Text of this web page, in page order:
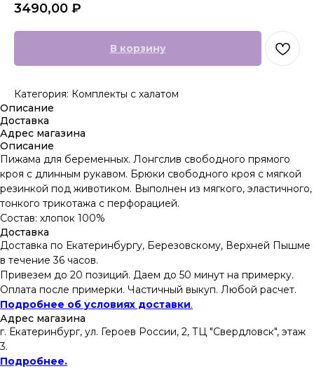
3490,00 ₽
В корзину
Категория: Комплекты с халатом
Описание
Доставка
Адрес магазина
Описание
Пижама для беременных. Лонгслив свободного прямого
кроя с длинным рукавом. Брюки свободного кроя с мягкой
резинкой под животиком. Выполнен из мягкого, эластичного,
тонкого трикотажа с перфорацией.
Состав: хлопок 100%
Доставка
Доставка по Екатеринбургу, Березовскому, Верхней Пышме
в течение 36 часов.
Привезем до 20 позиций. Даем до 50 минут на примерку.
Оплата после примерки. Частичный выкуп. Любой расчет.
Подробнее об условиях доставки.
Адрес магазина
г. Екатеринбург, ул. Героев России, 2, ТЦ "Свердловск", этаж
3.
Подробнее.